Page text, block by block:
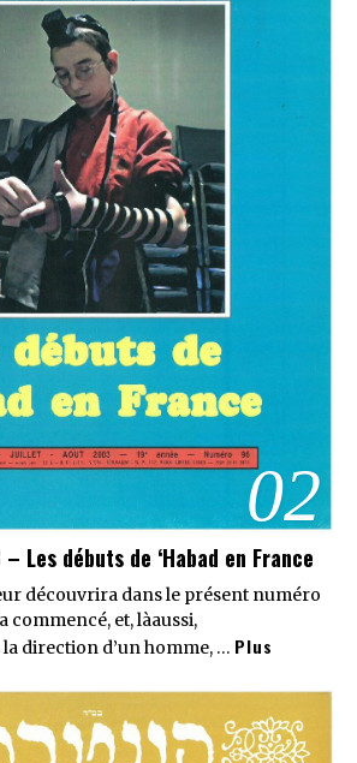
02
Les débuts de ‘Habad en France
découvrira dans le présent numéro
commencé, et, làaussi,
la direction d’un homme, … Plus